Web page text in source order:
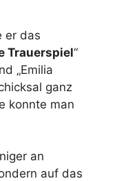
er das
Trauerspiel“
„Emilia
ganz
konnte man
an
auf das